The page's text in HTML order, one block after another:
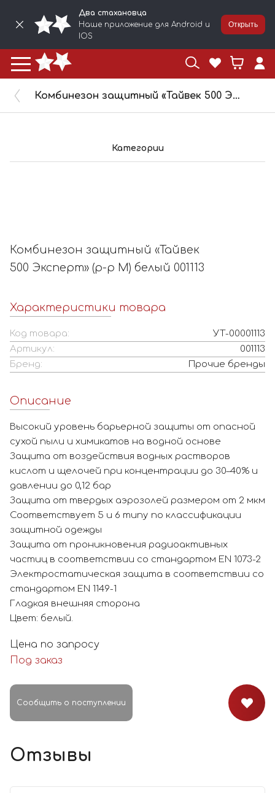
Два стахановца
Наше приложение для Android и
IOS
Открыть
Комбинезон защитный «Тайвек 500 Эксперт» (р-р M) белый 001113
Категории
Комбинезон защитный «Тайвек
500 Эксперт» (р-р M) белый 001113
Характеристики товара
Код товара:
УТ-00001113
Артикул:
001113
Бренд:
Прочие бренды
Описание
Высокий уровень барьерной защиты от опасной
сухой пыли и химикатов на водной основе
Защита от воздействия водных растворов
кислот и щелочей при концентрации до 30–40% и
давлении до 0,12 бар
Защита от твердых аэрозолей размером от 2 мкм
Соответствует 5 и 6 типу по классификации
защитной одежды
Защита от проникновения радиоактивных
частиц в соответствии со стандартом EN 1073-2
Электростатическая защита в соответствии со
стандартом EN 1149-1
Гладкая внешняя сторона
Цвет: белый.
Цена по запросу
Под заказ
Сообщить о поступлении
Отзывы